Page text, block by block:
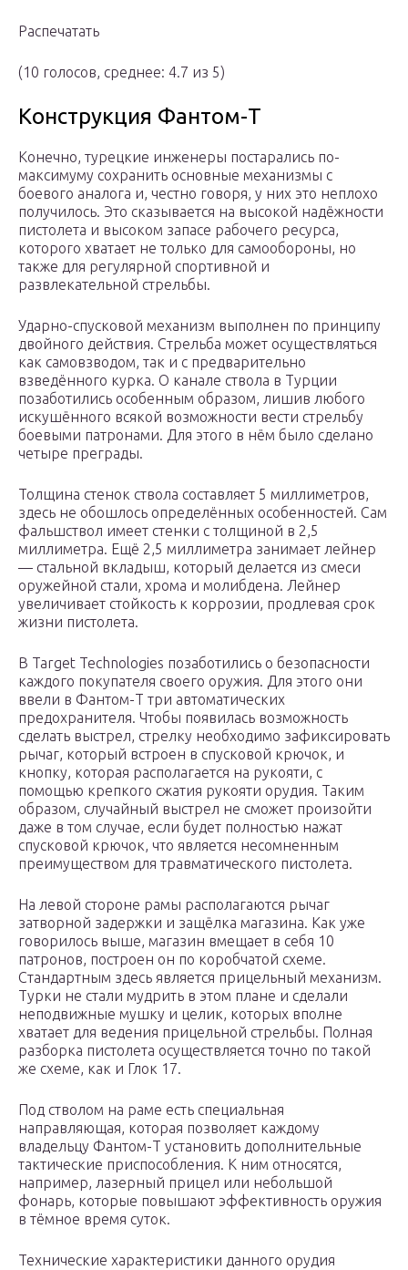
Распечатать
(10 голосов, среднее: 4.7 из 5)
Конструкция Фантом-Т
Конечно, турецкие инженеры постарались по-
максимуму сохранить основные механизмы с
боевого аналога и, честно говоря, у них это неплохо
получилось. Это сказывается на высокой надёжности
пистолета и высоком запасе рабочего ресурса,
которого хватает не только для самообороны, но
также для регулярной спортивной и
развлекательной стрельбы.
Ударно-спусковой механизм выполнен по принципу
двойного действия. Стрельба может осуществляться
как самовзводом, так и с предварительно
взведённого курка. О канале ствола в Турции
позаботились особенным образом, лишив любого
искушённого всякой возможности вести стрельбу
боевыми патронами. Для этого в нём было сделано
четыре преграды.
Толщина стенок ствола составляет 5 миллиметров,
здесь не обошлось определённых особенностей. Сам
фальшствол имеет стенки с толщиной в 2,5
миллиметра. Ещё 2,5 миллиметра занимает лейнер
— стальной вкладыш, который делается из смеси
оружейной стали, хрома и молибдена. Лейнер
увеличивает стойкость к коррозии, продлевая срок
жизни пистолета.
В Target Technologies позаботились о безопасности
каждого покупателя своего оружия. Для этого они
ввели в Фантом-Т три автоматических
предохранителя. Чтобы появилась возможность
сделать выстрел, стрелку необходимо зафиксировать
рычаг, который встроен в спусковой крючок, и
кнопку, которая располагается на рукояти, с
помощью крепкого сжатия рукояти орудия. Таким
образом, случайный выстрел не сможет произойти
даже в том случае, если будет полностью нажат
спусковой крючок, что является несомненным
преимуществом для травматического пистолета.
На левой стороне рамы располагаются рычаг
затворной задержки и защёлка магазина. Как уже
говорилось выше, магазин вмещает в себя 10
патронов, построен он по коробчатой схеме.
Стандартным здесь является прицельный механизм.
Турки не стали мудрить в этом плане и сделали
неподвижные мушку и целик, которых вполне
хватает для ведения прицельной стрельбы. Полная
разборка пистолета осуществляется точно по такой
же схеме, как и Глок 17.
Под стволом на раме есть специальная
направляющая, которая позволяет каждому
владельцу Фантом-Т установить дополнительные
тактические приспособления. К ним относятся,
например, лазерный прицел или небольшой
фонарь, которые повышают эффективность оружия
в тёмное время суток.
Технические характеристики данного орудия